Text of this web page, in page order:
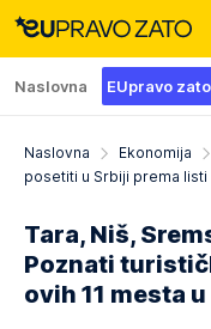
Naslovna EUpravo zato
Naslovna Ekonomija
posetiti u Srbiji prema
Tara, Niš,
Poznati
ovih 11 mesta